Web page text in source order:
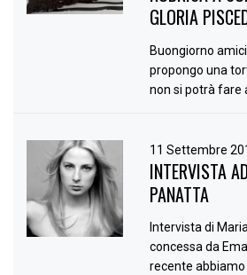
GLORIA
Buongiorno
propongo una
non si potrà fare
11 Settembre
INTERVISTA
PANATTA
Intervista di
concessa da
recente